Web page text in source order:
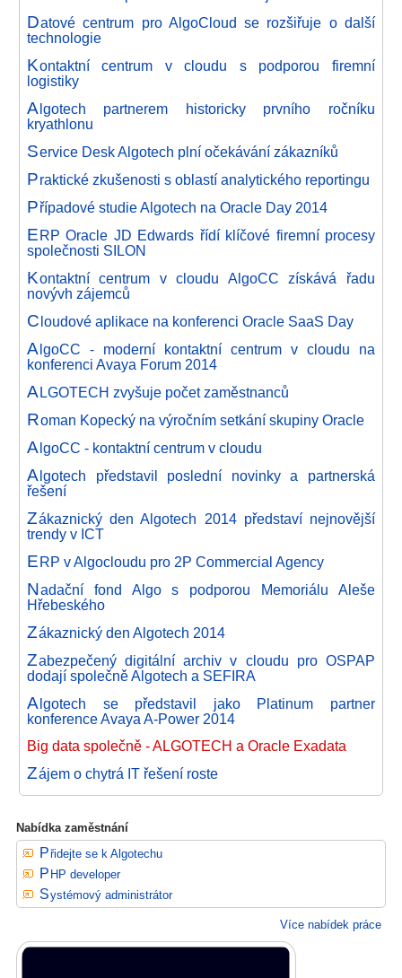
Datové centrum pro AlgoCloud se rozšiřuje o další
technologie
Kontaktní centrum v cloudu s podporou firemní
logistiky
Algotech partnerem historicky prvního ročníku
kryathlonu
Service Desk Algotech plní očekávání zákazníků
Praktické zkušenosti s oblastí analytického reportingu
Případové studie Algotech na Oracle Day 2014
ERP Oracle JD Edwards řídí klíčové firemní procesy
společnosti SILON
Kontaktní centrum v cloudu AlgoCC získává řadu
novývh zájemců
Cloudové aplikace na konferenci Oracle SaaS Day
AlgoCC - moderní kontaktní centrum v cloudu na
konferenci Avaya Forum 2014
ALGOTECH zvyšuje počet zaměstnanců
Roman Kopecký na výročním setkání skupiny Oracle
AlgoCC - kontaktní centrum v cloudu
Algotech představil poslední novinky a partnerská
řešení
Zákaznický den Algotech 2014 představí nejnovější
trendy v ICT
ERP v Algocloudu pro 2P Commercial Agency
Nadační fond Algo s podporou Memoriálu Aleše
Hřebeského
Zákaznický den Algotech 2014
Zabezpečený digitální archiv v cloudu pro OSPAP
dodají společně Algotech a SEFIRA
Algotech se představil jako Platinum partner
konference Avaya A-Power 2014
Big data společně - ALGOTECH a Oracle Exadata
Zájem o chytrá IT řešení roste
Nabídka zaměstnání
Přidejte se k Algotechu
PHP developer
Systémový administrátor
Více nabídek práce